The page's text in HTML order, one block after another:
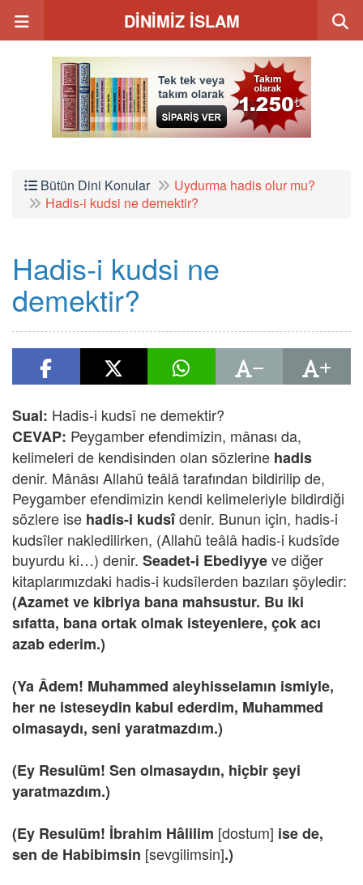
DİNİMİZ İSLAM
Bütün Dini Konular
Uydurma hadis olur mu?
Hadis-i kudsi ne demektir?
Hadis-i kudsi ne
demektir?
Sual: Hadis-i kudsî ne demektir?
CEVAP: Peygamber efendimizin, mânası da,
kelimeleri de kendisinden olan sözlerine hadis
denir. Mânâsı Allahü teâlâ tarafından bildirilip de,
Peygamber efendimizin kendi kelimeleriyle bildirdiği
sözlere ise hadis-i kudsîdenir. Bunun için, hadis-i
kudsîler nakledilirken, (Allahü teâlâ hadis-i kudsîde
buyurdu ki…) denir. Seadet-i Ebediyyeve diğer
kitaplarımızdaki hadis-i kudsîlerden bazıları şöyledir:
(Azamet ve kibriya bana mahsustur. Bu iki
sıfatta, bana ortak olmak isteyenlere, çok acı
azab ederim.)
(Ya Âdem! Muhammed aleyhisselamın ismiyle,
her ne isteseydin kabul ederdim, Muhammed
olmasaydı, seni yaratmazdım.)
(Ey Resulüm! Sen olmasaydın, hiçbir şeyi
yaratmazdım.)
(Ey Resulüm! İbrahim Hâlilim [dostum] ise de,
sen de Habibimsin [sevgilimsin].)